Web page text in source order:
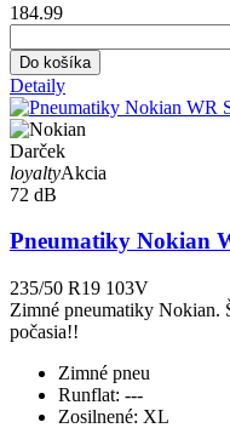
184.99
Do košíka
Detaily
Darček
loyaltyAkcia
72 dB
Pneumatiky Nokian
235/50 R19 103V
Zimné pneumatiky Nokian.
počasia!!
Zimné pneu
Runflat: ---
Zosilnené: XL